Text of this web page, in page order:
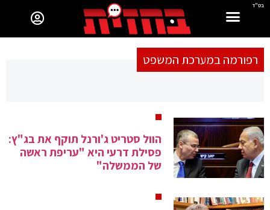
בס"ד
רפורמה במערכת המשפט
הוול סטריט ג'ורנל תוקף את בג"ץ:
פסילת דרעי היא "עריפת ראשה
של הממשלה"